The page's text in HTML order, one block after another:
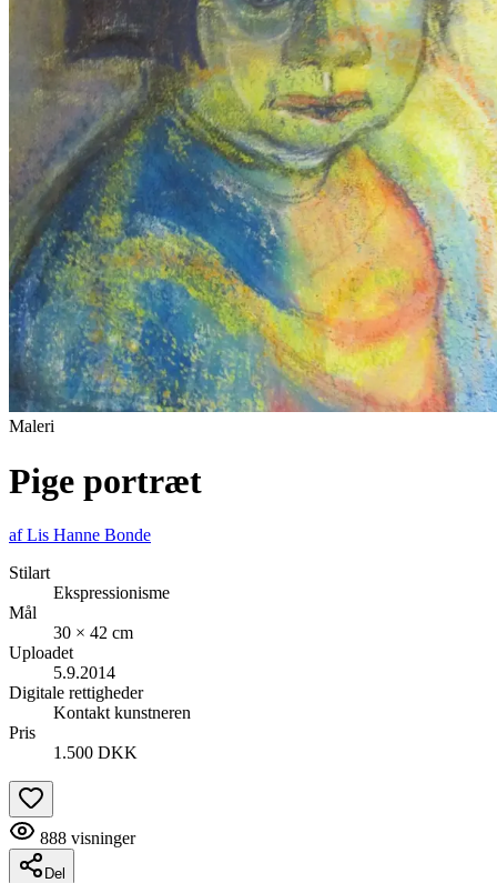
Maleri
Pige portræt
afLis Hanne Bonde
Stilart
Ekspressionisme
Mål
30 × 42 cm
Uploadet
5.9.2014
Digitale rettigheder
Kontakt kunstneren
Pris
1.500 DKK
888 visninger
Del